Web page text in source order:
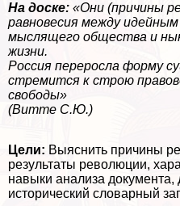
На доске: «Они (причины
равновесия между
мыслящего общества и
жизни.
Россия переросла форму
стремится к строю
свободы»
(Витте С.Ю.)
Цели: Выяснить причины
результаты революции,
навыки анализа
исторический словарный